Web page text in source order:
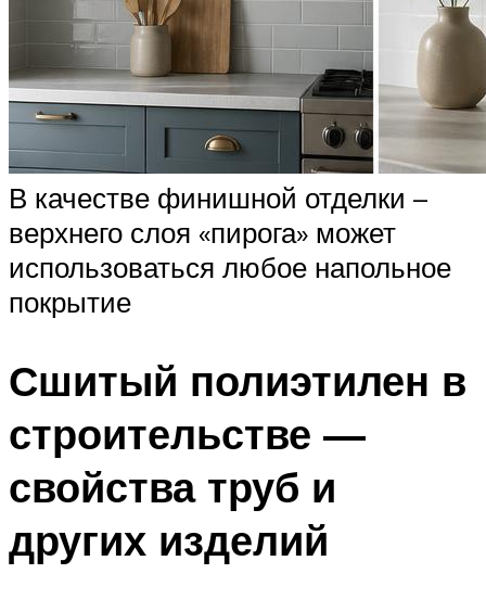
В качестве финишной отделки –
верхнего слоя «пирога» может
использоваться любое напольное
покрытие
Сшитый полиэтилен в
строительстве —
свойства труб и
других изделий